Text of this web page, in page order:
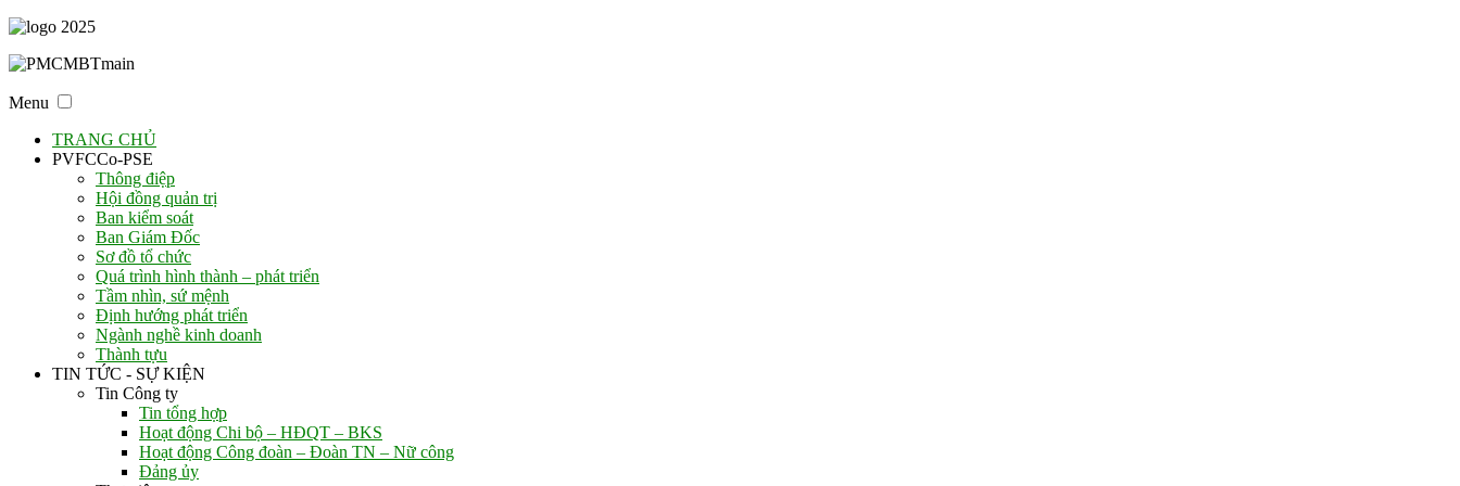
Menu
TRANG CHỦ
PVFCCo-PSE
Thông điệp
Hội đồng quản trị
Ban kiểm soát
Ban Giám Đốc
Sơ đồ tổ chức
Quá trình hình thành – phát triển
Tầm nhìn, sứ mệnh
Định hướng phát triển
Ngành nghề kinh doanh
Thành tựu
TIN TỨC - SỰ KIỆN
Tin Công ty
Tin tổng hợp
Hoạt động Chi bộ – HĐQT – BKS
Hoạt động Công đoàn – Đoàn TN – Nữ công
Đảng ủy